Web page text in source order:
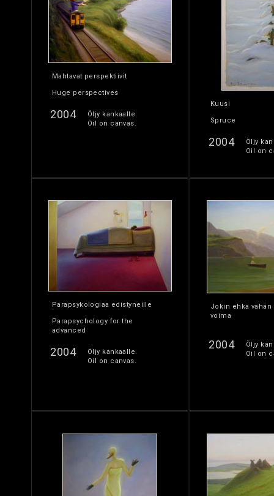
Mahtavat perspektiivit
Huge perspectives
2004
Öljy kankaalle.
Oil on canvas.
Kuusi
Spruce
2004
Öljy
Oil on
Parapsykologiaa edistyneille
Parapsychology for the
advanced
2004
Öljy kankaalle.
Oil on canvas.
Jokin ehkä
voima
2004
Öljy
Oil on